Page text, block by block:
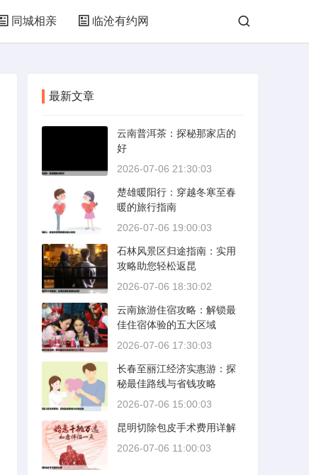
同城相亲 临沧有约网
最新文章
云南普洱茶：探秘那家店的
好
2026-07-06 21:30:03
楚雄暖阳行：穿越冬寒至春
暖的旅行指南
2026-07-06 19:00:03
石林风景区归途指南：实用
攻略助您轻松返昆
2026-07-06 18:30:02
云南旅游住宿攻略：解锁最
佳住宿体验的五大区域
2026-07-06 17:30:03
长春至丽江经济实惠游：探
秘最佳路线与省钱攻略
2026-07-06 15:00:03
昆明切除包皮手术费用详解
2026-07-06 11:00:03